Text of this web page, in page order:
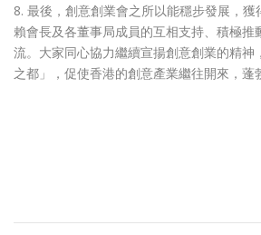
8. 最後，創意創業會之所以能穩步發展，
賴會長及各董事局成員的互相支持、積極推
流。大家同心協力繼續宣揚創意創業的精神
之都」，促使香港的創意產業繼往開來，蓬